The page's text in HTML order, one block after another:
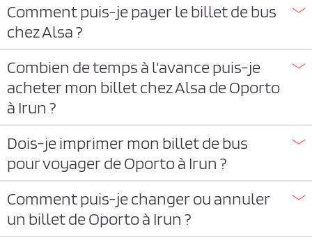
Comment puis-je payer le billet de bus
chez Alsa ?
Combien de temps à l'avance puis-je
acheter mon billet chez Alsa de Oporto
à Irun ?
Dois-je imprimer mon billet de bus
pour voyager de Oporto à Irun ?
Comment puis-je changer ou annuler
un billet de Oporto à Irun ?